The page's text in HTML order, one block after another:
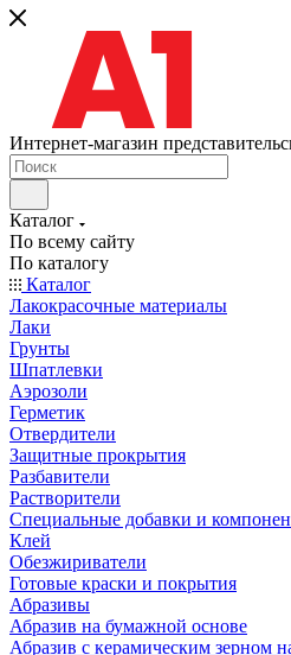
Интернет-магазин
Каталог
По всему сайту
По каталогу
Каталог
Лакокрасочные материалы
Лаки
Грунты
Шпатлевки
Аэрозоли
Герметик
Отвердители
Защитные прокрытия
Разбавители
Растворители
Специальные добавки и
Клей
Обезжириватели
Готовые краски и покрытия
Абразивы
Абразив на бумажной основе
Абразив с керамическим зерном